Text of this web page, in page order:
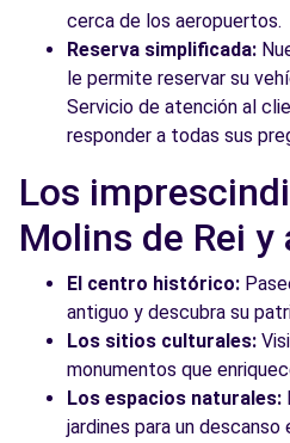
cerca de los aeropuertos.
Reserva simplificada:
le permite reservar su
Servicio de atención al
responder a todas sus
Los
Molins de Rei
El centro histórico:
antiguo y descubra su
Los sitios culturales:
monumentos que
Los espacios naturales:
jardines para un descanso